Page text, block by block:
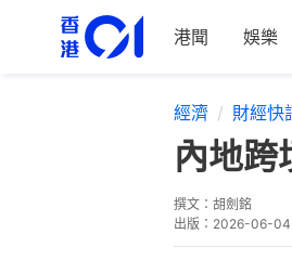
港聞 娛樂
經濟 財經快
內地
撰文： 胡劍銘
出版： 2026-06-04